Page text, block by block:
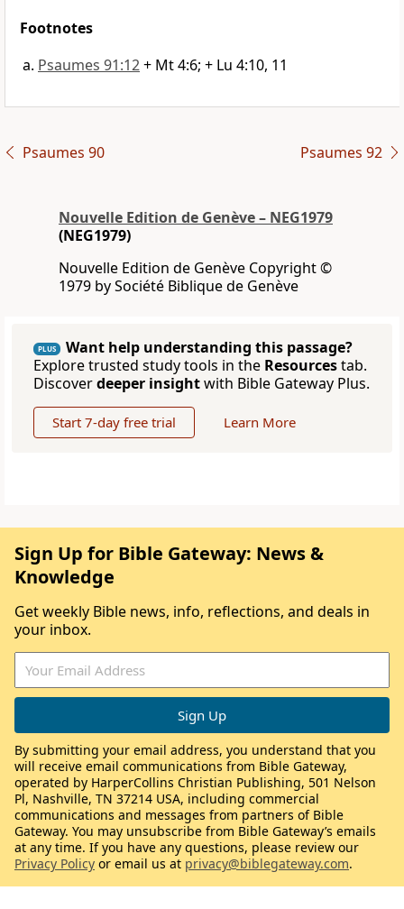
Footnotes
Psaumes 91:12+ Mt 4:6; + Lu 4:10, 11
Psaumes 90 Psaumes 92
Nouvelle Edition de Genève – NEG1979
(NEG1979)
Nouvelle Edition de Genève Copyright ©
1979 by Société Biblique de Genève
PLUS
Want help understanding this passage?
Explore trusted study tools in the Resourcestab.
Discoverdeeper insightwith Bible Gateway Plus.
Start 7-day free trial Learn More
Sign Up for Bible Gateway: News &
Knowledge
Get weekly Bible news, info, reflections, and deals in
your inbox.
By submitting your email address, you understand that you
will receive email communications from Bible Gateway,
operated by HarperCollins Christian Publishing, 501 Nelson
Pl, Nashville, TN 37214 USA, including commercial
communications and messages from partners of Bible
Gateway. You may unsubscribe from Bible Gateway’s emails
at any time. If you have any questions, please review our
Privacy Policy or email us at privacy@biblegateway.com.